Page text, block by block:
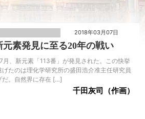
2018年03月07日
元素発見に至る20年の戦い
、新元素「113番」が発見された。この快挙
げたのは理化学研究所の盛田浩介准主任研究員
だ。自然界に存在 […]
千田灰司（作画）